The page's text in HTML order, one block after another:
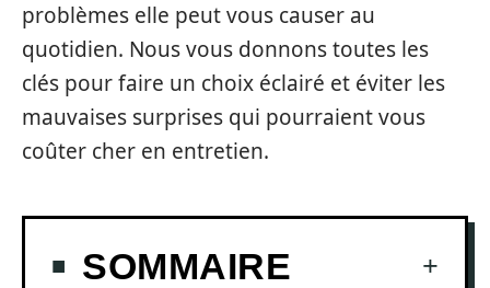
problèmes elle peut vous causer au
quotidien. Nous vous donnons toutes les
clés pour faire un choix éclairé et éviter les
mauvaises surprises qui pourraient vous
coûter cher en entretien.
SOMMAIRE